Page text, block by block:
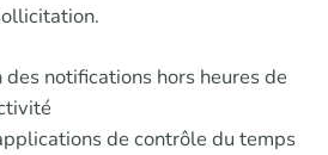
notifications hors heures de
de contrôle du temps